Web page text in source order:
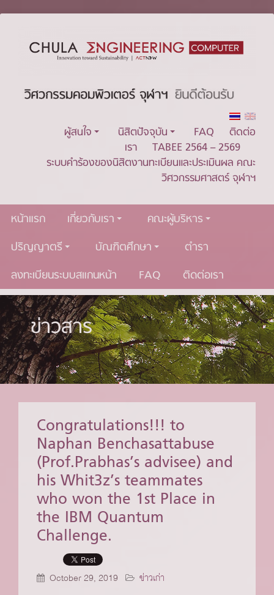
ผู้สนใจ นิสิตปัจจุบัน FAQ
ติดต่อ
เรา
TABEE 2564 – 2569
ระบบคำร้องของนิสิตงานทะเบียนและประเมินผล คณะ
วิศวกรรมศาสตร์ จุฬาฯ
หน้าแรก เกี่ยวกับเรา
คณะผู้บริหาร
ปริญญาตรี
บัณฑิตศึกษา
ตำรา
ลงทะเบียนระบบสแกนหน้า
FAQ ติดต่อเรา
ข่าวสาร
Congratulations!!! to
Naphan Benchasattabuse
(Prof.Prabhas’s advisee) and
his Whit3z’s teammates
who won the 1st Place in
the IBM Quantum
Challenge.
October 29, 2019 ข่าวเก่า